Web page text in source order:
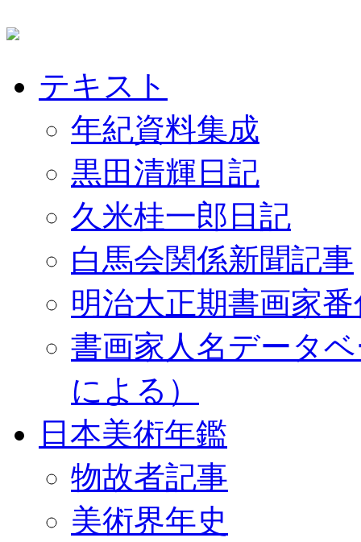
テキスト
年紀資料集成
黒田清輝日記
久米桂一郎日記
白馬会関係新聞記事
明治大正期書画家
書画家人名データ
による）
日本美術年鑑
物故者記事
美術界年史